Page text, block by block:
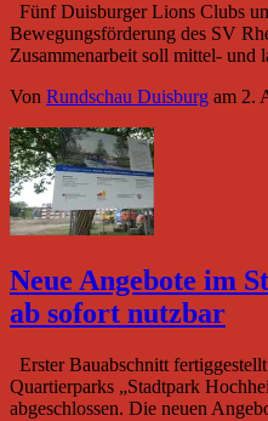
Fünf Duisburger Lions Clubs
Bewegungsförderung des SV
Zusammenarbeit soll mittel-
Von Rundschau Duisburg am 2.
Neue Angebote im
ab sofort nutzbar
Erster Bauabschnitt
Quartierparks „Stadtpark
abgeschlossen. Die neuen